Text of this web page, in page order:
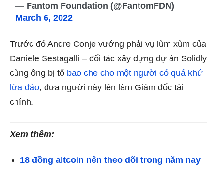
— Fantom Foundation (@FantomFDN)
March 6, 2022
Trước đó Andre Conje vướng phải vụ lùm xùm của
Daniele Sestagalli – đối tác xây dựng dự án Solidly
cùng ông bị tố bao che cho một người có quá khứ
lừa đảo, đưa người này lên làm Giám đốc tài
chính.
Xem thêm:
18 đồng altcoin nên theo dõi trong năm nay